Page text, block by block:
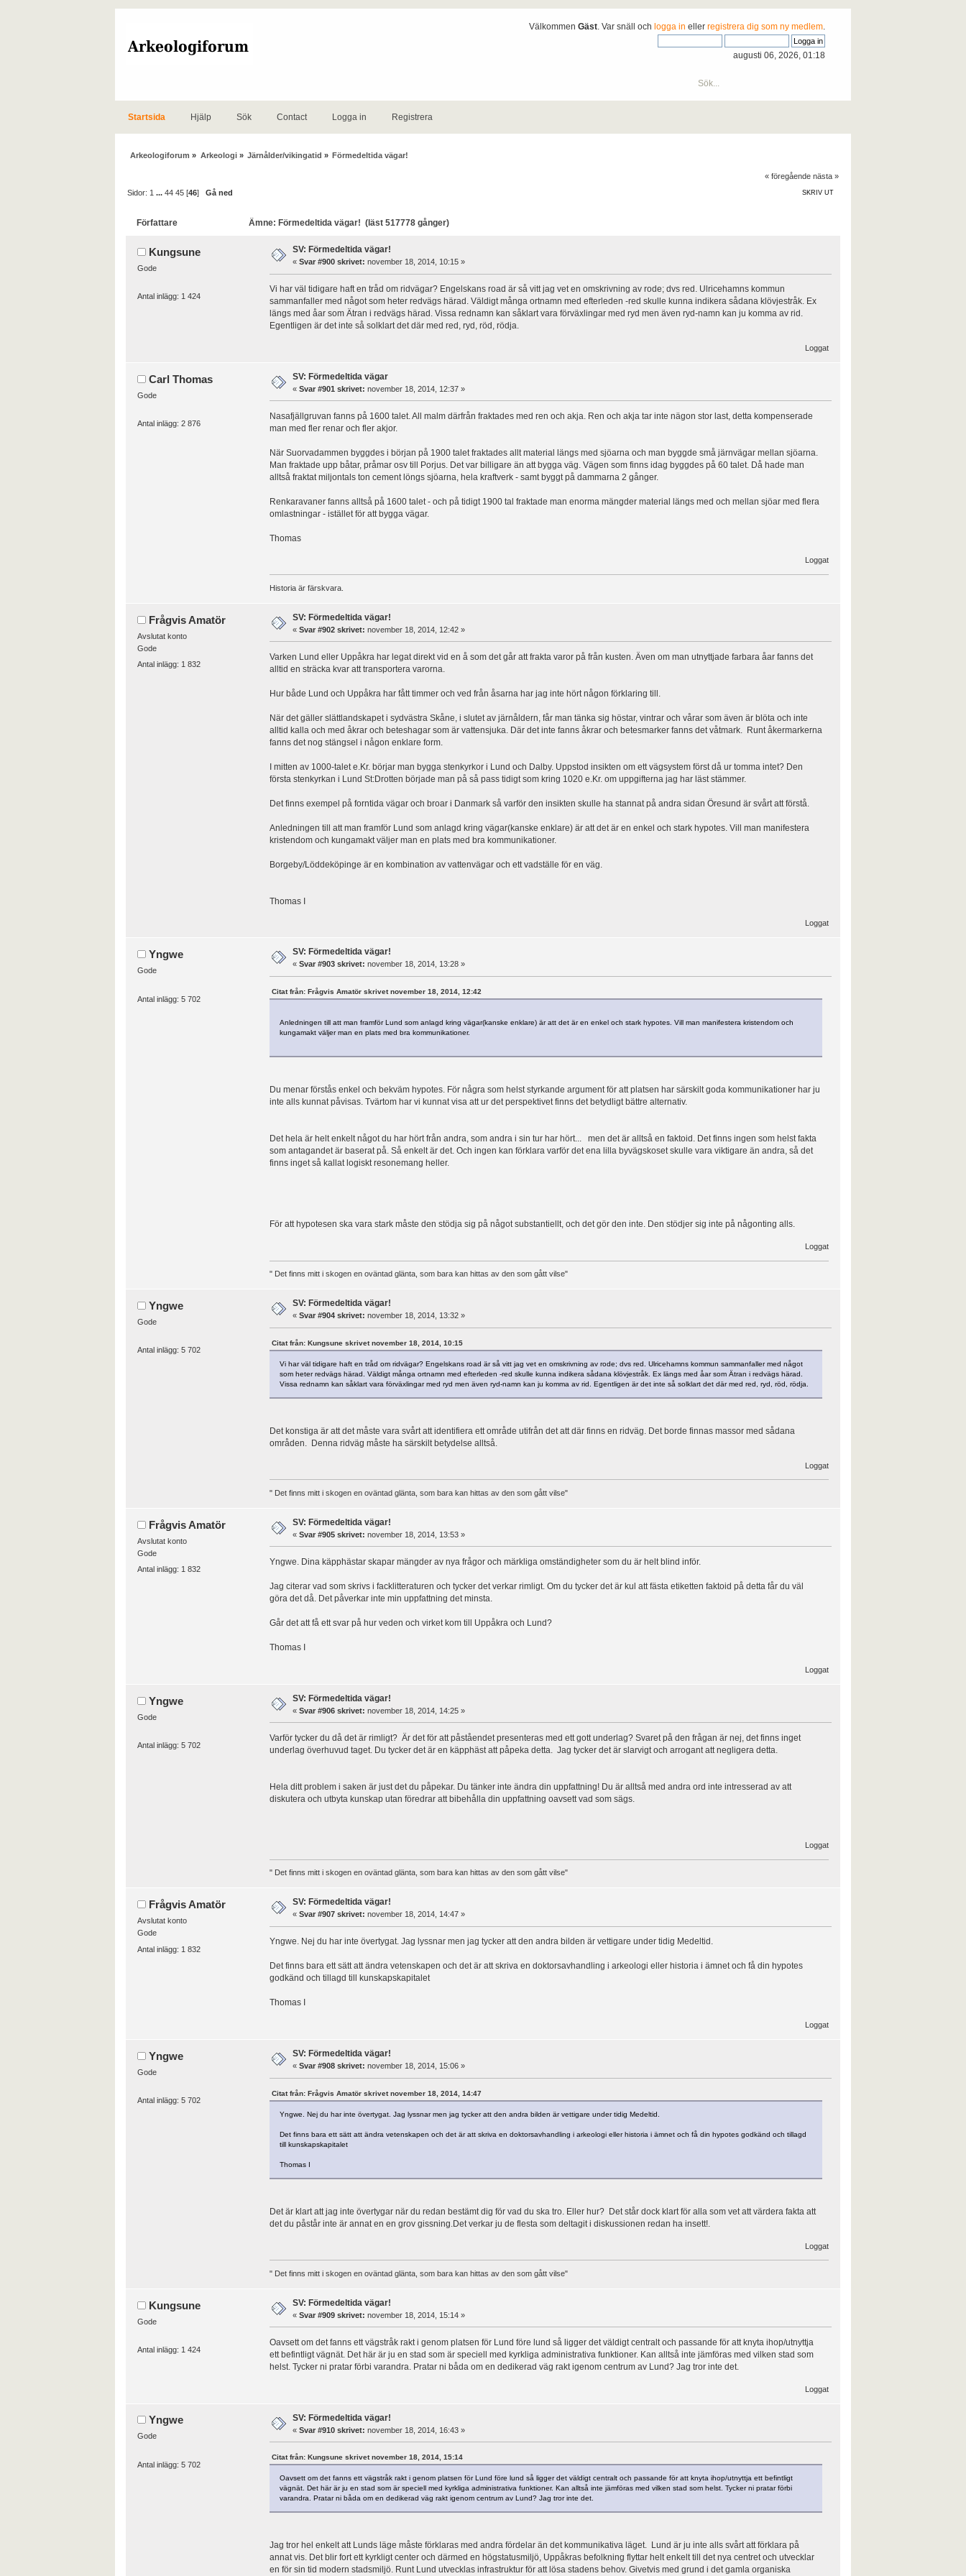
VälkommenGäst . Var snäll ochlogga in ellerregistrera dig som ny medlem
augusti 06, 2026, 01:18
Startsida Hjälp Sök Contact Logga in Registrera
Arkeologiforum » Arkeologi» Järnålder/vikingatid » Förmedeltida vägar!
« föregående nästa »
SKRIV UT
Sidor: 1 ...44 45 [46]Gå ned
Författare Ämne: Förmedeltida vägar! (läst 517778 gånger)
Kungsune
Gode
Antal inlägg: 1 424
SV: Förmedeltida vägar!
« Svar #900 skrivet: november 18, 2014, 10:15 »
Vi har väl tidigare haft en tråd om ridvägar? Engelskans road är så vitt jag vet en omskrivning av rode; dvs red. Ulricehamns kommun
sammanfaller med något som heter redvägs härad. Väldigt många ortnamn med efterleden -red skulle kunna indikera sådana klövjestråk. Ex
längs med åar som Ätran i redvägs härad. Vissa rednamn kan såklart vara förväxlingar med ryd men även ryd-namn kan ju komma av rid.
Egentligen är det inte så solklart det där med red, ryd, röd, rödja.
Loggat
Carl Thomas
Gode
Antal inlägg: 2 876
SV: Förmedeltida vägar
« Svar #901 skrivet: november 18, 2014, 12:37 »
Nasafjällgruvan fanns på 1600 talet. All malm därfrån fraktades med ren och akja. Ren och akja tar inte nägon stor last, detta kompenserade
man med fler renar och fler akjor.
När Suorvadammen byggdes i början på 1900 talet fraktades allt material längs med sjöarna och man byggde små järnvägar mellan sjöarna.
Man fraktade upp båtar, pråmar osv till Porjus. Det var billigare än att bygga väg. Vägen som finns idag byggdes på 60 talet. Då hade man
alltså fraktat miljontals ton cement löngs sjöarna, hela kraftverk - samt byggt på dammarna 2 gånger.
Renkaravaner fanns alltså på 1600 talet - och på tidigt 1900 tal fraktade man enorma mängder material längs med och mellan sjöar med flera
omlastningar - istället för att bygga vägar.
Thomas
Loggat
Historia är färskvara.
Frågvis Amatör
Avslutat konto
Gode
Antal inlägg: 1 832
SV: Förmedeltida vägar!
« Svar #902 skrivet: november 18, 2014, 12:42 »
Varken Lund eller Uppåkra har legat direkt vid en å som det går att frakta varor på från kusten. Även om man utnyttjade farbara åar fanns det
alltid en sträcka kvar att transportera varorna.
Hur både Lund och Uppåkra har fått timmer och ved från åsarna har jag inte hört någon förklaring till.
När det gäller slättlandskapet i sydvästra Skåne, i slutet av järnåldern, får man tänka sig höstar, vintrar och vårar som även är blöta och inte
alltid kalla och med åkrar och beteshagar som är vattensjuka. Där det inte fanns åkrar och betesmarker fanns det våtmark. Runt åkermarkerna
fanns det nog stängsel i någon enklare form.
I mitten av 1000-talet e.Kr. börjar man bygga stenkyrkor i Lund och Dalby. Uppstod insikten om ett vägsystem först då ur tomma intet? Den
första stenkyrkan i Lund St:Drotten började man på så pass tidigt som kring 1020 e.Kr. om uppgifterna jag har läst stämmer.
Det finns exempel på forntida vägar och broar i Danmark så varför den insikten skulle ha stannat på andra sidan Öresund är svårt att förstå.
Anledningen till att man framför Lund som anlagd kring vägar(kanske enklare) är att det är en enkel och stark hypotes. Vill man manifestera
kristendom och kungamakt väljer man en plats med bra kommunikationer.
Borgeby/Löddeköpinge är en kombination av vattenvägar och ett vadställe för en väg.
Thomas I
Loggat
Yngwe
Gode
Antal inlägg: 5 702
SV: Förmedeltida vägar!
« Svar #903 skrivet: november 18, 2014, 13:28 »
Citat från: Frågvis Amatör skrivet november 18, 2014, 12:42
Anledningen till att man framför Lund som anlagd kring vägar(kanske enklare) är att det är en enkel och stark hypotes. Vill man manifestera kristendom och
kungamakt väljer man en plats med bra kommunikationer.
Du menar förstås enkel och bekväm hypotes. För några som helst styrkande argument för att platsen har särskilt goda kommunikationer har ju
inte alls kunnat påvisas. Tvärtom har vi kunnat visa att ur det perspektivet finns det betydligt bättre alternativ.
Det hela är helt enkelt något du har hört från andra, som andra i sin tur har hört... men det är alltså en faktoid. Det finns ingen som helst fakta
som antagandet är baserat på. Så enkelt är det. Och ingen kan förklara varför det ena lilla byvägskoset skulle vara viktigare än andra, så det
finns inget så kallat logiskt resonemang heller.
För att hypotesen ska vara stark måste den stödja sig på något substantiellt, och det gör den inte. Den stödjer sig inte på någonting alls.
Loggat
" Det finns mitt i skogen en oväntad glänta, som bara kan hittas av den som gått vilse"
Yngwe
Gode
Antal inlägg: 5 702
SV: Förmedeltida vägar!
« Svar #904 skrivet: november 18, 2014, 13:32 »
Citat från: Kungsune skrivet november 18, 2014, 10:15
Vi har väl tidigare haft en tråd om ridvägar? Engelskans road är så vitt jag vet en omskrivning av rode; dvs red. Ulricehamns kommun sammanfaller med något
som heter redvägs härad. Väldigt många ortnamn med efterleden -red skulle kunna indikera sådana klövjestråk. Ex längs med åar som Ätran i redvägs härad.
Vissa rednamn kan såklart vara förväxlingar med ryd men även ryd-namn kan ju komma av rid. Egentligen är det inte så solklart det där med red, ryd, röd, rödja.
Det konstiga är att det måste vara svårt att identifiera ett område utifrån det att där finns en ridväg. Det borde finnas massor med sådana
områden. Denna ridväg måste ha särskilt betydelse alltså.
Loggat
" Det finns mitt i skogen en oväntad glänta, som bara kan hittas av den som gått vilse"
Frågvis Amatör
Avslutat konto
Gode
Antal inlägg: 1 832
SV: Förmedeltida vägar!
« Svar #905 skrivet: november 18, 2014, 13:53 »
Yngwe. Dina käpphästar skapar mängder av nya frågor och märkliga omständigheter som du är helt blind inför.
Jag citerar vad som skrivs i facklitteraturen och tycker det verkar rimligt. Om du tycker det är kul att fästa etiketten faktoid på detta får du väl
göra det då. Det påverkar inte min uppfattning det minsta.
Går det att få ett svar på hur veden och virket kom till Uppåkra och Lund?
Thomas I
Loggat
Yngwe
Gode
Antal inlägg: 5 702
SV: Förmedeltida vägar!
« Svar #906 skrivet: november 18, 2014, 14:25 »
Varför tycker du då det är rimligt? Är det för att påståendet presenteras med ett gott underlag? Svaret på den frågan är nej, det finns inget
underlag överhuvud taget. Du tycker det är en käpphäst att påpeka detta. Jag tycker det är slarvigt och arrogant att negligera detta.
Hela ditt problem i saken är just det du påpekar. Du tänker inte ändra din uppfattning! Du är alltså med andra ord inte intresserad av att
diskutera och utbyta kunskap utan föredrar att bibehålla din uppfattning oavsett vad som sägs.
Loggat
" Det finns mitt i skogen en oväntad glänta, som bara kan hittas av den som gått vilse"
Frågvis Amatör
Avslutat konto
Gode
Antal inlägg: 1 832
SV: Förmedeltida vägar!
« Svar #907 skrivet: november 18, 2014, 14:47 »
Yngwe. Nej du har inte övertygat. Jag lyssnar men jag tycker att den andra bilden är vettigare under tidig Medeltid.
Det finns bara ett sätt att ändra vetenskapen och det är att skriva en doktorsavhandling i arkeologi eller historia i ämnet och få din hypotes
godkänd och tillagd till kunskapskapitalet
Thomas I
Loggat
Yngwe
Gode
Antal inlägg: 5 702
SV: Förmedeltida vägar!
« Svar #908 skrivet: november 18, 2014, 15:06 »
Citat från: Frågvis Amatör skrivet november 18, 2014, 14:47
Yngwe. Nej du har inte övertygat. Jag lyssnar men jag tycker att den andra bilden är vettigare under tidig Medeltid.
Det finns bara ett sätt att ändra vetenskapen och det är att skriva en doktorsavhandling i arkeologi eller historia i ämnet och få din hypotes godkänd och tillagd
till kunskapskapitalet
Thomas I
Det är klart att jag inte övertygar när du redan bestämt dig för vad du ska tro. Eller hur? Det står dock klart för alla som vet att värdera fakta att
det du påstår inte är annat en en grov gissning.Det verkar ju de flesta som deltagit i diskussionen redan ha insett!.
Loggat
" Det finns mitt i skogen en oväntad glänta, som bara kan hittas av den som gått vilse"
Kungsune
Gode
Antal inlägg: 1 424
SV: Förmedeltida vägar!
« Svar #909 skrivet: november 18, 2014, 15:14 »
Oavsett om det fanns ett vägstråk rakt i genom platsen för Lund före lund så ligger det väldigt centralt och passande för att knyta ihop/utnyttja
ett befintligt vägnät. Det här är ju en stad som är speciell med kyrkliga administrativa funktioner. Kan alltså inte jämföras med vilken stad som
helst. Tycker ni pratar förbi varandra. Pratar ni båda om en dedikerad väg rakt igenom centrum av Lund? Jag tror inte det.
Loggat
Yngwe
Gode
Antal inlägg: 5 702
SV: Förmedeltida vägar!
« Svar #910 skrivet: november 18, 2014, 16:43 »
Citat från: Kungsune skrivet november 18, 2014, 15:14
Oavsett om det fanns ett vägstråk rakt i genom platsen för Lund före lund så ligger det väldigt centralt och passande för att knyta ihop/utnyttja ett befintligt
vägnät. Det här är ju en stad som är speciell med kyrkliga administrativa funktioner. Kan alltså inte jämföras med vilken stad som helst. Tycker ni pratar förbi
varandra. Pratar ni båda om en dedikerad väg rakt igenom centrum av Lund? Jag tror inte det.
Jag tror hel enkelt att Lunds läge måste förklaras med andra fördelar än det kommunikativa läget. Lund är ju inte alls svårt att förklara på
annat vis. Det blir fort ett kyrkligt center och därmed en högstatusmiljö, Uppåkras befolkning flyttar helt enkelt till det nya centret och utvecklar
en för sin tid modern stadsmiljö. Runt Lund utvecklas infrastruktur för att lösa stadens behov. Givetvis med grund i det gamla organiska